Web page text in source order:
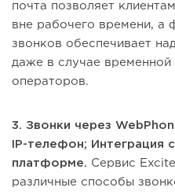
почта позволяет
вне рабочего времени, а
звонков обеспечивает
даже в случае временной
операторов.
3. Звонки через
IP-телефон; Интеграция
платформе. Сервис
различные способы